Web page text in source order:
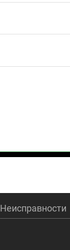
Неисправности